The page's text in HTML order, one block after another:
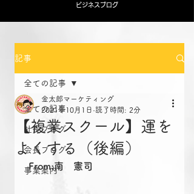
ビジネスブログ
記事
全ての記事
社長ブログ
会長ブログ
事業案内
全ての記事
【複業スクール】運を
よくする（後編）
金太郎マーケティング
2021年10月1日 読了時間: 2分
From:南　憲司